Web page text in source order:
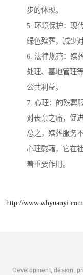
步的体现。
5. 环境保护：现
绿色殡葬，减少
6. 法律规范：殡
处理、墓地管理
公共利益。
7. 心理：的殡葬
对丧亲之痛，促
总之，殡葬服务
心理慰藉，它在
着重要作用。
http://www.whyuanyi.com
Development, design,